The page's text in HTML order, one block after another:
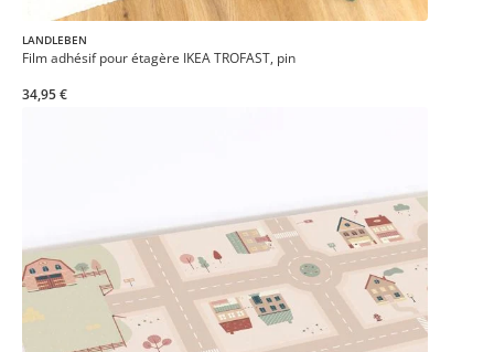
LANDLEBEN
Film adhésif pour étagère IKEA TROFAST, pin
34,95 €